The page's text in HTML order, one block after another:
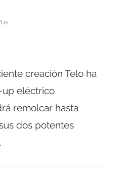
creación Telo ha
eléctrico
remolcar hasta
dos potentes